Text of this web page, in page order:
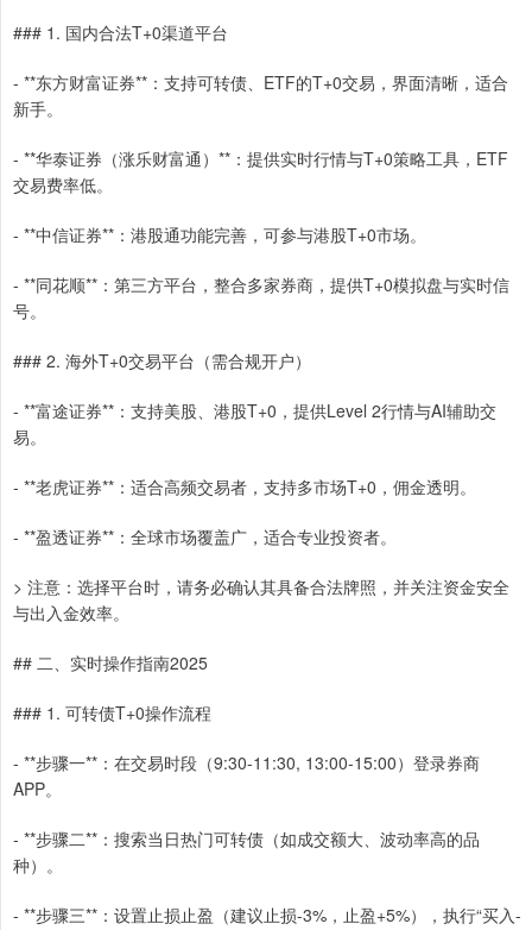
### 1. 国内合法T+0渠道平台
- **东方财富证券**：支持可转债、ETF的T+0交易，界面清晰，适合
新手。
- **华泰证券（涨乐财富通）**：提供实时行情与T+0策略工具，ETF
交易费率低。
- **中信证券**：港股通功能完善，可参与港股T+0市场。
- **同花顺**：第三方平台，整合多家券商，提供T+0模拟盘与实时信
号。
### 2. 海外T+0交易平台（需合规开户）
- **富途证券**：支持美股、港股T+0，提供Level 2行情与AI辅助交
易。
- **老虎证券**：适合高频交易者，支持多市场T+0，佣金透明。
- **盈透证券**：全球市场覆盖广，适合专业投资者。
> 注意：选择平台时，请务必确认其具备合法牌照，并关注资金安全
与出入金效率。
## 二、实时操作指南2025
### 1. 可转债T+0操作流程
- **步骤一**：在交易时段（9:30-11:30, 13:00-15:00）登录券商
APP。
- **步骤二**：搜索当日热门可转债（如成交额大、波动率高的品
种）。
- **步骤三**：设置止损止盈（建议止损-3%，止盈+5%），执行“买入-